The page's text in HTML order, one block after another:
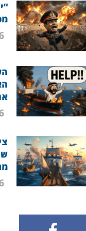
31/07/2026
23/07/2026
22/07/2026